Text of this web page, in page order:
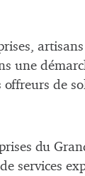
une
offreurs de
du
services